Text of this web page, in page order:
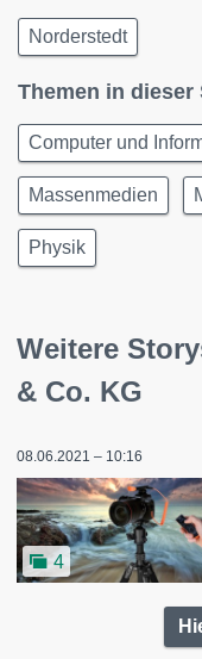
Norderstedt
Themen in dieser
Computer und
Massenmedien
Physik
Weitere
& Co. KG
08.06.2021 – 10:16
4